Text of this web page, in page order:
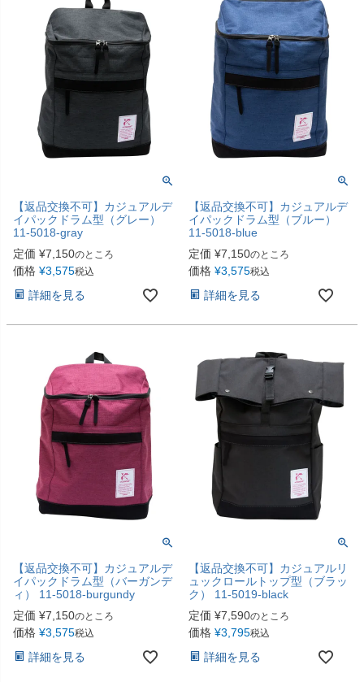
【返品交換不可】カジュアルデ
イパックドラム型（グレー）
11-5018-gray
定価 ¥7,150のところ
価格 ¥3,575税込
詳細を見る
【返品交換不可】カジュアルデ
イパックドラム型（ブルー）
11-5018-blue
定価 ¥7,150のところ
価格 ¥3,575税込
詳細を見る
【返品交換不可】カジュアルデ
イパックドラム型（バーガンデ
ィ） 11-5018-burgundy
定価 ¥7,150のところ
価格 ¥3,575税込
詳細を見る
【返品交換不可】カジュアルリ
ュックロールトップ型（ブラッ
ク） 11-5019-black
定価 ¥7,590のところ
価格 ¥3,795税込
詳細を見る